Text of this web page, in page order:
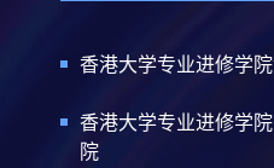
香港大学专业进修学
香港大学专业进修学
院